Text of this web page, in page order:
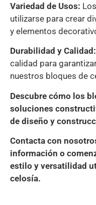
Variedad de Usos: Los
utilizarse para crear
y elementos
Durabilidad y Calidad:
calidad para
nuestros bloques de
Descubre cómo los
soluciones
de diseño y
Contacta con
información o
estilo y versatilidad
celosía.